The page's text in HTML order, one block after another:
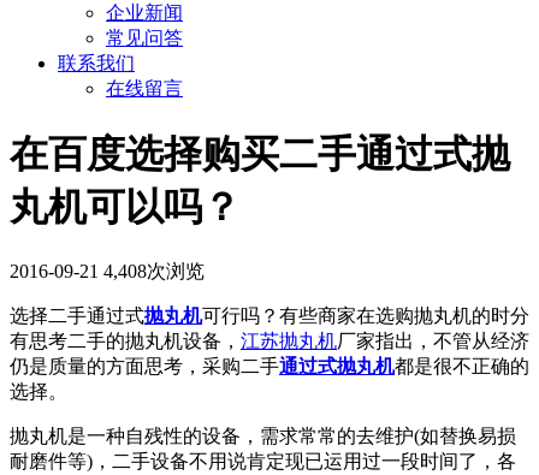
企业新闻
常见问答
联系我们
在线留言
在百度选择购买二手通过式抛
丸机可以吗？
2016-09-21 4,408次浏览
选择二手通过式抛丸机可行吗？有些商家在选购抛丸机的时分
有思考二手的抛丸机设备， 江苏抛丸机厂家指出，不管从经济
仍是质量的方面思考，采购二手通过式抛丸机都是很不正确的
选择。
抛丸机是一种自残性的设备，需求常常的去维护(如替换易损
耐磨件等)，二手设备不用说肯定现已运用过一段时间了，各